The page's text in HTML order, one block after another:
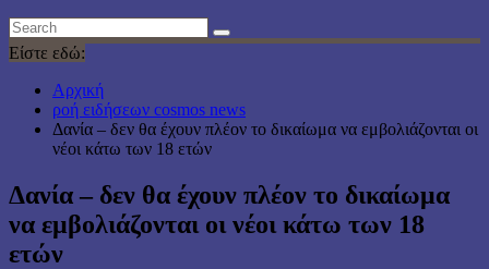
Είστε εδώ:
Αρχική
ροή ειδήσεων cosmos news
Δανία – δεν θα έχουν πλέον το δικαίωμα να εμβολιάζονται οι
νέοι κάτω των 18 ετών
Δανία – δεν θα έχουν πλέον το δικαίωμα
να εμβολιάζονται οι νέοι κάτω των 18
ετών